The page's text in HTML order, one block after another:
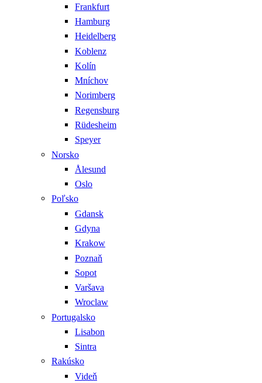
Frankfurt
Hamburg
Heidelberg
Koblenz
Kolín
Mníchov
Norimberg
Regensburg
Rüdesheim
Speyer
Norsko
Ålesund
Oslo
Poľsko
Gdansk
Gdyna
Krakow
Poznaň
Sopot
Varšava
Wroclaw
Portugalsko
Lisabon
Sintra
Rakúsko
Videň